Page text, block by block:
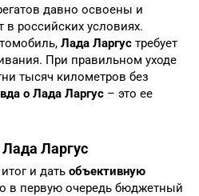
давно освоены и
российских условиях.
Лада Ларгус требует
При правильном уходе
тысяч километров без
о Лада Ларгус – это ее
Ларгус
и дать объективную
в первую очередь бюджетный